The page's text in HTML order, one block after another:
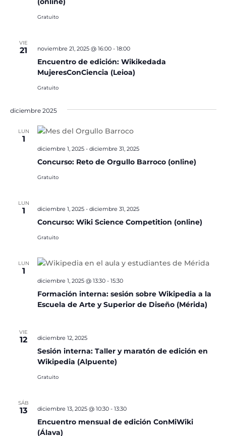
Gratuito
VIE
21
Encuentro de edición: Wikikedada
MujeresConCiencia (Leioa)
noviembre 21, 2025 @ 16:00- 18:00
Gratuito
diciembre 2025
LUN
1
Concurso: Reto de Orgullo Barroco (online)
diciembre 1, 2025- diciembre 31, 2025
Gratuito
LUN
1
Concurso: Wiki Science Competition (online)
diciembre 1, 2025- diciembre 31, 2025
Gratuito
LUN
1
Formación interna: sesión sobre Wikipedia a la
Escuela de Arte y Superior de Diseño (Mérida)
diciembre 1, 2025 @ 13:30- 15:30
VIE
12
Sesión interna: Taller y maratón de edición en
Wikipedia (Alpuente)
diciembre 12, 2025
Gratuito
SÁB
13
Encuentro mensual de edición ConMiWiki
(Álava)
diciembre 13, 2025 @ 10:30- 13:30